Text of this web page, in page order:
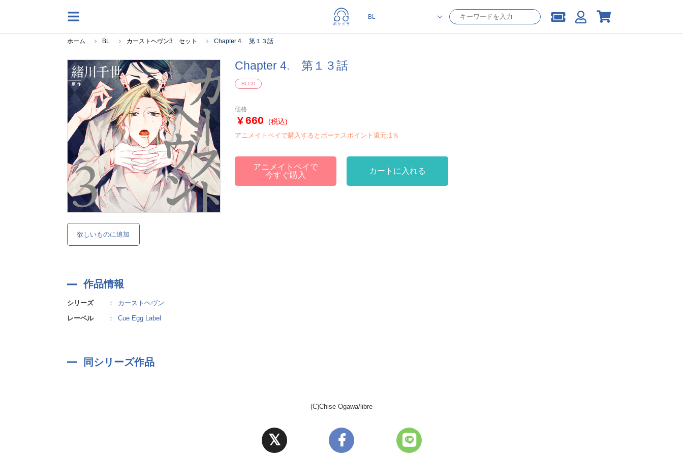
ホーム BL カーストヘヴン3 セット Chapter 4. 第１３話
欲しいものに追加
Chapter 4. 第１３話
BLCD
価格
660 (税込)
アニメイトペイで購入するとボーナスポイント還元:1％
アニメイトペイで
今すぐ購入
カートに入れる
作品情報
シリーズ ：
カーストヘヴン
レーベル
： Cue Egg Label
同シリーズ作品
(C)Chise Ogawa/libre